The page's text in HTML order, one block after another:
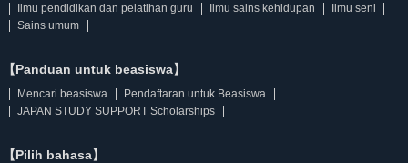
Ilmu pendidikan dan pelatihan guru
Ilmu sains kehidupan
Ilmu seni
Sains umum
【Panduan untuk beasiswa】
Mencari beasiswa
Pendaftaran untuk Beasiswa
JAPAN STUDY SUPPORT Scholarships
【Pilih bahasa】